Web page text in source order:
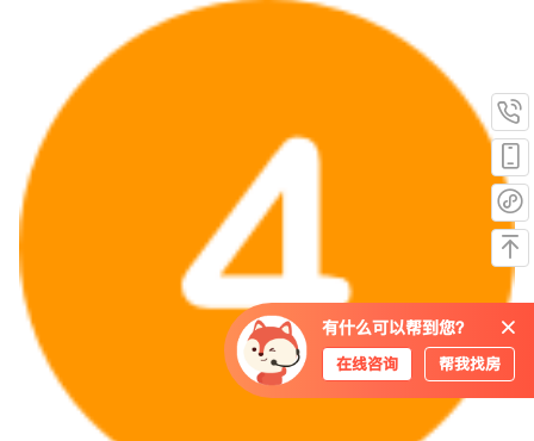
有什么可以帮到您？
在线咨询 帮我找房